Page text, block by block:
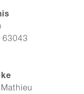
63043